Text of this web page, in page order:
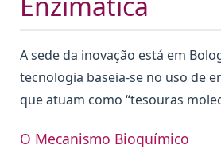
A sede da inovação está em
tecnologia baseia-se no uso de
que atuam como “tesouras
O Mecanismo Bioquímico